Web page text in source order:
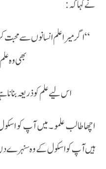
نے کہا کہ :
“اگر میر اعلم انسانوں سے محبت
بھی وہ
اس لیے علم کو ذریعہ بنانا
اچھا طالب علمو ۔ میں آپ کو
ہیں آپ کو اسکول کے وہ سنہرے